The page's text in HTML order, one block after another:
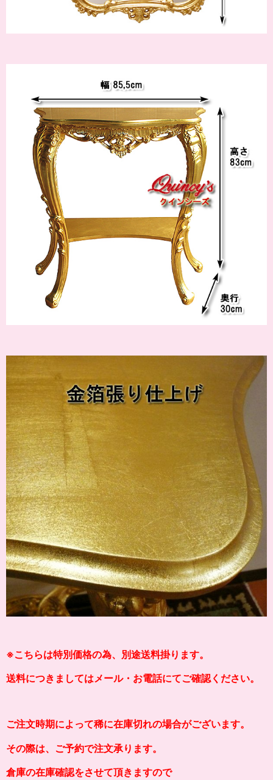
※こちらは特別価格の為、別途送料掛ります。
送料につきましてはメール・お電話にてご確認ください。
ご注文時期によって稀に在庫切れの場合がございます。
その際は、ご予約で注文承ります。
倉庫の在庫確認をさせて頂きますので